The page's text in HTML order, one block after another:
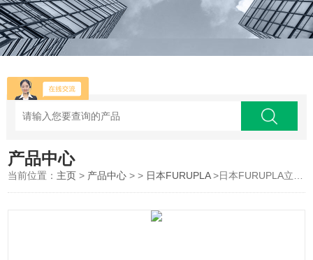
产品中心
当前位置： 主页 > 产品中心 > > 日本FURUPLA>日本FURUPLA立式200mL喇叭型油壶No.317